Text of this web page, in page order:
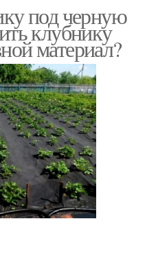
агроволокно
под черную
клубнику
материал?